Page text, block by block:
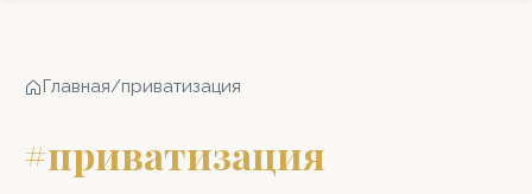
Главная/приватизация
#приватизация